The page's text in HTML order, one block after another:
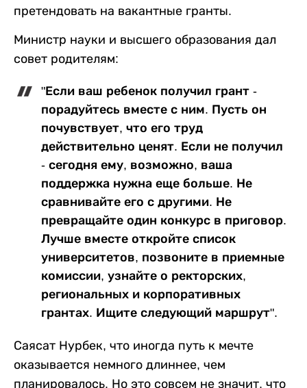
претендовать на вакантные гранты.
Министр науки и высшего образования дал
совет родителям:
"Если ваш ребенок получил грант -
порадуйтесь вместе с ним. Пусть он
почувствует, что его труд
действительно ценят. Если не получил
- сегодня ему, возможно, ваша
поддержка нужна еще больше. Не
сравнивайте его с другими. Не
превращайте один конкурс в приговор.
Лучше вместе откройте список
университетов, позвоните в приемные
комиссии, узнайте о ректорских,
региональных и корпоративных
грантах. Ищите следующий маршрут".
Саясат Нурбек, что иногда путь к мечте
оказывается немного длиннее, чем
планировалось. Но это совсем не значит, что